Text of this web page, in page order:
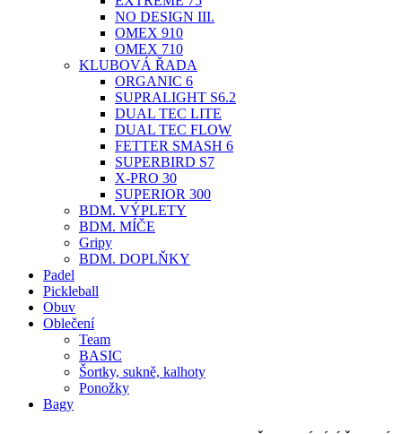
NO DESIGN III.
OMEX 910
OMEX 710
KLUBOVÁ ŘADA
ORGANIC 6
SUPRALIGHT S6.2
DUAL TEC LITE
DUAL TEC FLOW
FETTER SMASH 6
SUPERBIRD S7
X-PRO 30
SUPERIOR 300
BDM. VÝPLETY
BDM. MÍČE
Gripy
BDM. DOPLŇKY
Padel
Pickleball
Obuv
Oblečení
Team
BASIC
Šortky, sukně, kalhoty
Ponožky
Bagy